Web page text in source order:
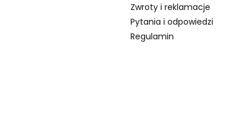
Zwroty i reklamacje
Pytania i odpowiedzi
Regulamin